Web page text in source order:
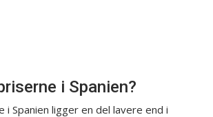
i Spanien?
i Spanien ligger en del lavere end i